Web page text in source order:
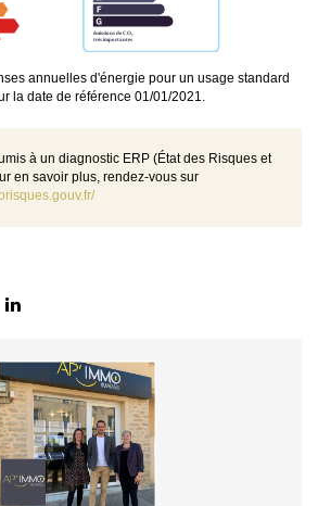
annuelles d'énergie pour un usage standard
la date de référence 01/01/2021.
à un diagnostic ERP (État des Risques et
en savoir plus, rendez-vous sur